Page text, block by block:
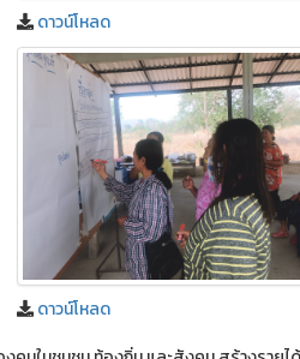
ดาวน์โหลด
ดาวน์โหลด